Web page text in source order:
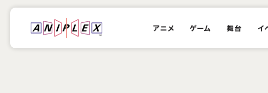
アニメ ゲーム 舞台 イ